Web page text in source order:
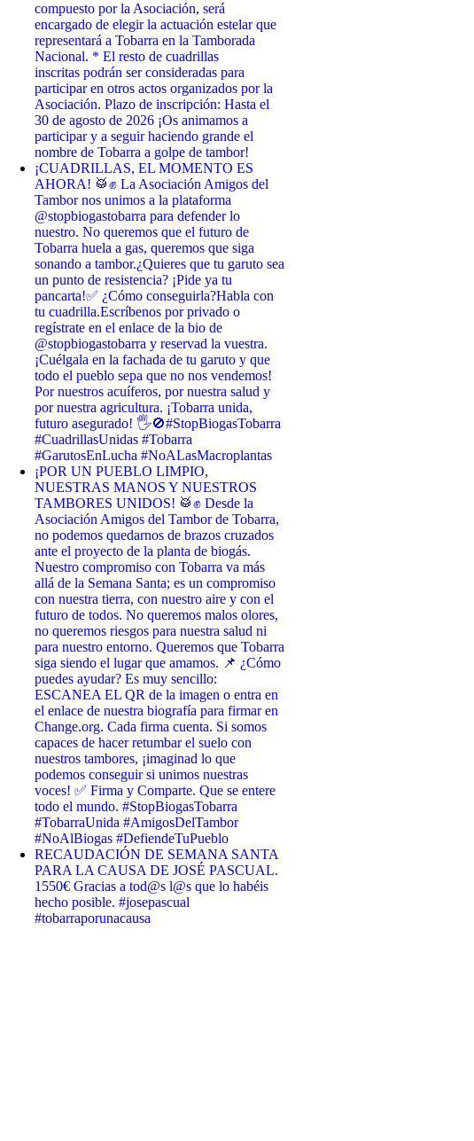
compuesto por la Asociación, será
encargado de elegir la actuación estelar que
representará a Tobarra en la Tamborada
Nacional. * El resto de cuadrillas
inscritas podrán ser consideradas para
participar en otros actos organizados por la
Asociación. Plazo de inscripción: Hasta el
30 de agosto de 2026 ¡Os animamos a
participar y a seguir haciendo grande el
nombre de Tobarra a golpe de tambor!
¡CUADRILLAS, EL MOMENTO ES
AHORA! 🥁✊ La Asociación Amigos del
Tambor nos unimos a la plataforma
@stopbiogastobarra para defender lo
nuestro. No queremos que el futuro de
Tobarra huela a gas, queremos que siga
sonando a tambor. ​¿Quieres que tu garuto sea
un punto de resistencia? ¡Pide ya tu
pancarta! ​✅ ¿Cómo conseguirla? ​Habla con
tu cuadrilla. ​Escríbenos por privado o
regístrate en el enlace de la bio de
@stopbiogastobarra y reservad la vuestra. ​
¡Cuélgala en la fachada de tu garuto y que
todo el pueblo sepa que no nos vendemos! ​
Por nuestros acuíferos, por nuestra salud y
por nuestra agricultura. ¡Tobarra unida,
futuro asegurado! 🖐️🚫 ​#StopBiogasTobarra
#CuadrillasUnidas #Tobarra
#GarutosEnLucha #NoALasMacroplantas
¡POR UN PUEBLO LIMPIO,
NUESTRAS MANOS Y NUESTROS
TAMBORES UNIDOS! 🥁✊ Desde la
Asociación Amigos del Tambor de Tobarra,
no podemos quedarnos de brazos cruzados
ante el proyecto de la planta de biogás.
Nuestro compromiso con Tobarra va más
allá de la Semana Santa; es un compromiso
con nuestra tierra, con nuestro aire y con el
futuro de todos. No queremos malos olores,
no queremos riesgos para nuestra salud ni
para nuestro entorno. Queremos que Tobarra
siga siendo el lugar que amamos. 📌 ¿Cómo
puedes ayudar? Es muy sencillo:
ESCANEA EL QR de la imagen o entra en
el enlace de nuestra biografía para firmar en
Change.org. Cada firma cuenta. Si somos
capaces de hacer retumbar el suelo con
nuestros tambores, ¡imaginad lo que
podemos conseguir si unimos nuestras
voces! ✅ Firma y Comparte. Que se entere
todo el mundo. #StopBiogasTobarra
#TobarraUnida #AmigosDelTambor
#NoAlBiogas #DefiendeTuPueblo
RECAUDACIÓN DE SEMANA SANTA
PARA LA CAUSA DE JOSÉ PASCUAL.
1550€ Gracias a tod@s l@s que lo habéis
hecho posible. #josepascual
#tobarraporunacausa